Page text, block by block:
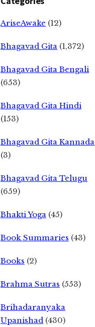
AriseAwake (12)
Bhagavad Gita (1,372)
Bhagavad Gita Bengali
(653)
Bhagavad Gita Hindi
(153)
Bhagavad Gita Kannada
(3)
Bhagavad Gita Telugu
(659)
Bhakti Yoga (45)
Book Summaries (43)
Books (2)
Brahma Sutras (553)
Brihadaranyaka
Upanishad (430)